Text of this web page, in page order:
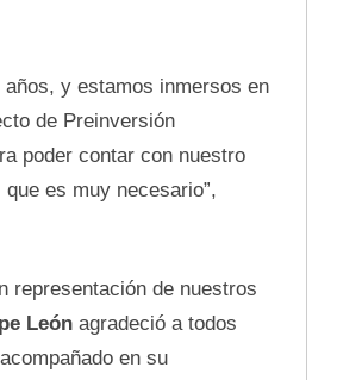
años, y estamos inmersos en
de Preinversión
poder contar con nuestro
es muy necesario”,
representación de nuestros
León agradeció a todos
en su